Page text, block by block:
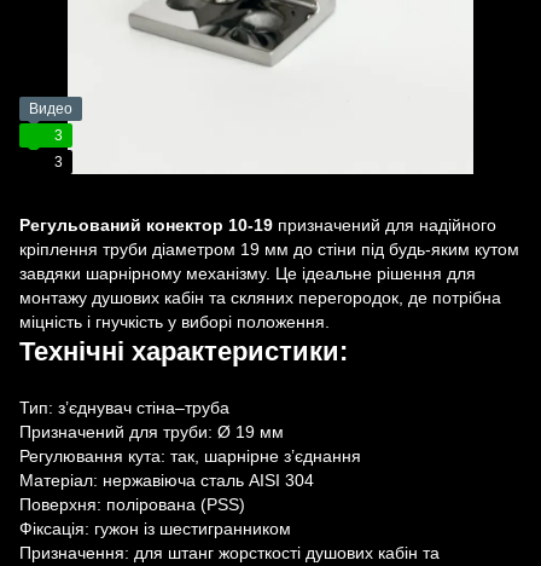
Видео
3
3
Регульований конектор 10-19 призначений для надійного
кріплення труби діаметром 19 мм до стіни під будь-яким кутом
завдяки шарнірному механізму. Це ідеальне рішення для
монтажу душових кабін та скляних перегородок, де потрібна
міцність і гнучкість у виборі положення.
Технічні характеристики:
Тип: з’єднувач стіна–труба
Призначений для труби: Ø 19 мм
Регулювання кута: так, шарнірне з’єднання
Матеріал: нержавіюча сталь AISI 304
Поверхня: полірована (PSS)
Фіксація: гужон із шестигранником
Призначення: для штанг жорсткості душових кабін та